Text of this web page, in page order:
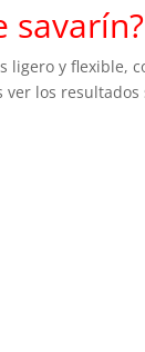
savarín?
ligero y flexible,
los